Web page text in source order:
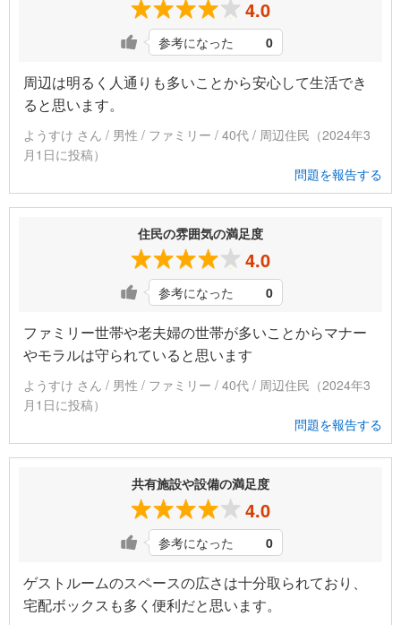
4.0
参考になった 0
周辺は明るく人通りも多いことから安心して生活でき
ると思います。
ようすけ さん / 男性 / ファミリー / 40代 / 周辺住民（2024年3
月1日に投稿）
問題を報告する
住民の雰囲気の満足度
4.0
参考になった 0
ファミリー世帯や老夫婦の世帯が多いことからマナー
やモラルは守られていると思います
ようすけ さん / 男性 / ファミリー / 40代 / 周辺住民（2024年3
月1日に投稿）
問題を報告する
共有施設や設備の満足度
4.0
参考になった 0
ゲストルームのスペースの広さは十分取られており、
宅配ボックスも多く便利だと思います。